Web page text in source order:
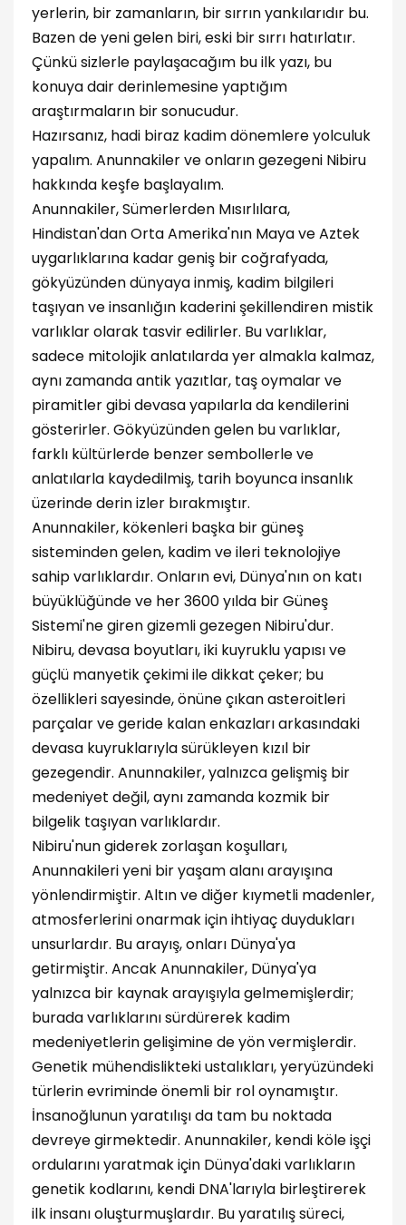
yerlerin, bir zamanların, bir sırrın yankılarıdır bu.
Bazen de yeni gelen biri, eski bir sırrı hatırlatır.
Çünkü sizlerle paylaşacağım bu ilk yazı, bu
konuya dair derinlemesine yaptığım
araştırmaların bir sonucudur.
Hazırsanız, hadi biraz kadim dönemlere yolculuk
yapalım. Anunnakiler ve onların gezegeni Nibiru
hakkında keşfe başlayalım.
Anunnakiler, Sümerlerden Mısırlılara,
Hindistan'dan Orta Amerika'nın Maya ve Aztek
uygarlıklarına kadar geniş bir coğrafyada,
gökyüzünden dünyaya inmiş, kadim bilgileri
taşıyan ve insanlığın kaderini şekillendiren mistik
varlıklar olarak tasvir edilirler. Bu varlıklar,
sadece mitolojik anlatılarda yer almakla kalmaz,
aynı zamanda antik yazıtlar, taş oymalar ve
piramitler gibi devasa yapılarla da kendilerini
gösterirler. Gökyüzünden gelen bu varlıklar,
farklı kültürlerde benzer sembollerle ve
anlatılarla kaydedilmiş, tarih boyunca insanlık
üzerinde derin izler bırakmıştır.
Anunnakiler, kökenleri başka bir güneş
sisteminden gelen, kadim ve ileri teknolojiye
sahip varlıklardır. Onların evi, Dünya'nın on katı
büyüklüğünde ve her 3600 yılda bir Güneş
Sistemi'ne giren gizemli gezegen Nibiru'dur.
Nibiru, devasa boyutları, iki kuyruklu yapısı ve
güçlü manyetik çekimi ile dikkat çeker; bu
özellikleri sayesinde, önüne çıkan asteroitleri
parçalar ve geride kalan enkazları arkasındaki
devasa kuyruklarıyla sürükleyen kızıl bir
gezegendir. Anunnakiler, yalnızca gelişmiş bir
medeniyet değil, aynı zamanda kozmik bir
bilgelik taşıyan varlıklardır.
Nibiru'nun giderek zorlaşan koşulları,
Anunnakileri yeni bir yaşam alanı arayışına
yönlendirmiştir. Altın ve diğer kıymetli madenler,
atmosferlerini onarmak için ihtiyaç duydukları
unsurlardır. Bu arayış, onları Dünya'ya
getirmiştir. Ancak Anunnakiler, Dünya'ya
yalnızca bir kaynak arayışıyla gelmemişlerdir;
burada varlıklarını sürdürerek kadim
medeniyetlerin gelişimine de yön vermişlerdir.
Genetik mühendislikteki ustalıkları, yeryüzündeki
türlerin evriminde önemli bir rol oynamıştır.
İnsanoğlunun yaratılışı da tam bu noktada
devreye girmektedir. Anunnakiler, kendi köle işçi
ordularını yaratmak için Dünya'daki varlıkların
genetik kodlarını, kendi DNA'larıyla birleştirerek
ilk insanı oluşturmuşlardır. Bu yaratılış süreci,